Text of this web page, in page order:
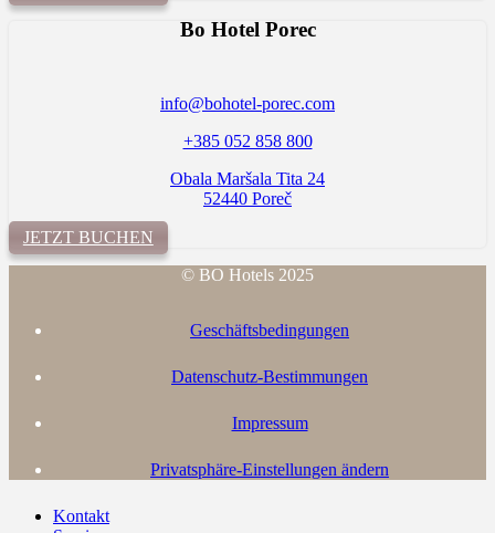
Bo Hotel Porec
info@bohotel-porec.com
+385 052 858 800
Obala Maršala Tita 24
52440 Poreč
JETZT BUCHEN
© BO Hotels 2025
Geschäftsbedingungen
Datenschutz-Bestimmungen
Impressum
Privatsphäre-Einstellungen ändern
Kontakt